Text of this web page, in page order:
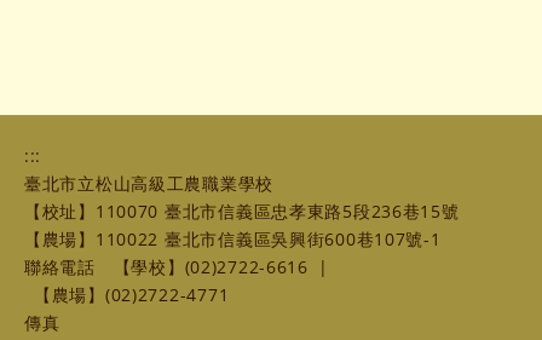
:::
臺北市立松山高級工農職業學校
【校址】110070 臺北市信義區忠孝東路5段236巷15號
【農場】110022 臺北市信義區吳興街600巷107號-1
聯絡電話
【學校】(02)2722-6616
|
【農場】(02)2722-4771
傳真